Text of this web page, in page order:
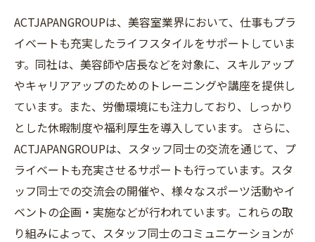
ACTJAPANGROUPは、美容室業界において、仕事もプラ
イベートも充実したライフスタイルをサポートしていま
す。同社は、美容師や店長などを対象に、スキルアップ
やキャリアアップのためのトレーニングや講座を提供し
ています。また、労働環境にも注力しており、しっかり
とした休暇制度や福利厚生を導入しています。 さらに、
ACTJAPANGROUPは、スタッフ同士の交流を通じて、プ
ライベートも充実させるサポートも行っています。スタ
ッフ同士での交流会の開催や、様々なスポーツ活動やイ
ベントの企画・実施などが行われています。これらの取
り組みによって、スタッフ同士のコミュニケーションが